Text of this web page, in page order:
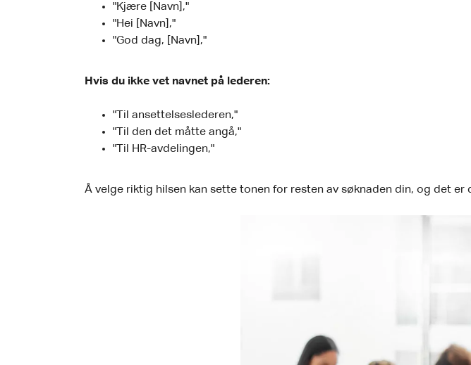
"Kjære [Navn],"
"Hei [Navn],"
"God dag, [Navn],"
Hvis du ikke vet navnet på lederen:
"Til ansettelseslederen,"
"Til den det måtte angå,"
"Til HR-avdelingen,"
Å velge riktig hilsen kan sette tonen for resten av søknaden din, og det